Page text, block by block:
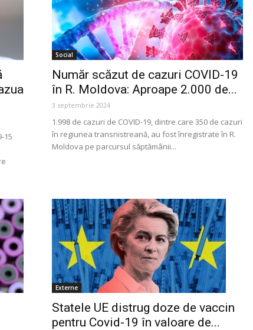
15
Social
Număr scăzut de cazuri COVID-19
în R. Moldova: Aproape 2.000 de...
3 septembrie 2024
1.998 de cazuri de COVID-19, dintre care 350 de cazuri
în regiunea transnistreană, au fost înregistrate în R.
Moldova pe parcursul săptămânii...
Externe
Statele UE distrug doze de vaccin
pentru Covid-19 în valoare de...